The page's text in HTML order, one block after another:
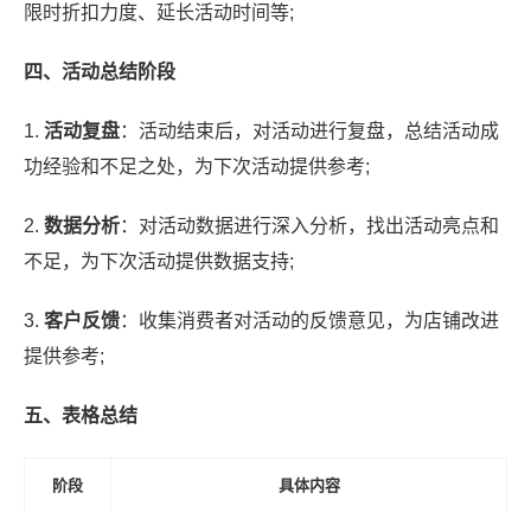
限时折扣力度、延长活动时间等;
四、活动总结阶段
1. 活动复盘：活动结束后，对活动进行复盘，总结活动成
功经验和不足之处，为下次活动提供参考;
2. 数据分析：对活动数据进行深入分析，找出活动亮点和
不足，为下次活动提供数据支持;
3. 客户反馈：收集消费者对活动的反馈意见，为店铺改进
提供参考;
五、表格总结
阶段 具体内容